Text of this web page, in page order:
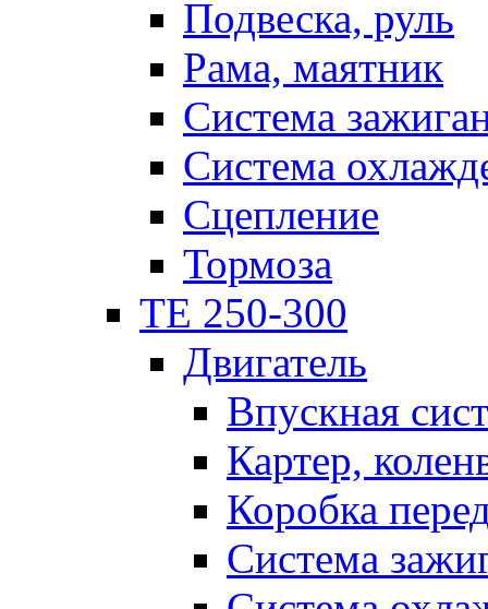
Подвеска, руль
Рама, маятник
Система
Система
Сцепление
Тормоза
TE 250-300
Двигатель
Впускная
Картер,
Коробка
Система